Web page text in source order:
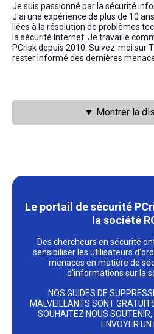
Je suis passionné par la sécurité
J'ai une expérience de plus de 10
liées à la résolution de problèmes
la sécurité Internet. Je travaille
PCrisk depuis 2010. Suivez-moi sur
rester informé des dernières
▼ Montrer la
Le portail de sécurité
la société
Des chercheurs en sécurité
sensibiliser les utilisateurs
menaces en matière de
d'informations sur la
NOS GUIDES DE
MALVEILLANTS SONT
SOUHAITEZ NOUS
ENVOYER UN